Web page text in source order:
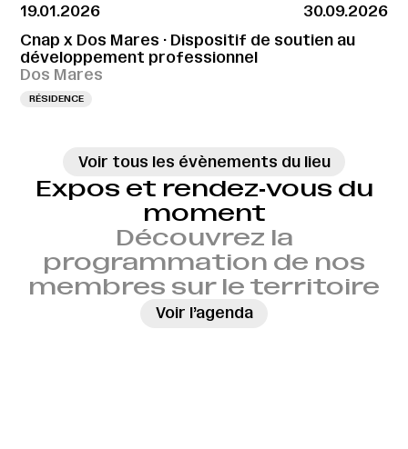
19.01.2026
30.09.2026
Cnap x Dos Mares · Dispositif de soutien au
développement professionnel
Dos Mares
RÉSIDENCE
Voir tous les évènements du lieu
Expos et rendez‑vous du
moment
Découvrez la
programmation de nos
membres sur le territoire
Voir l’agenda